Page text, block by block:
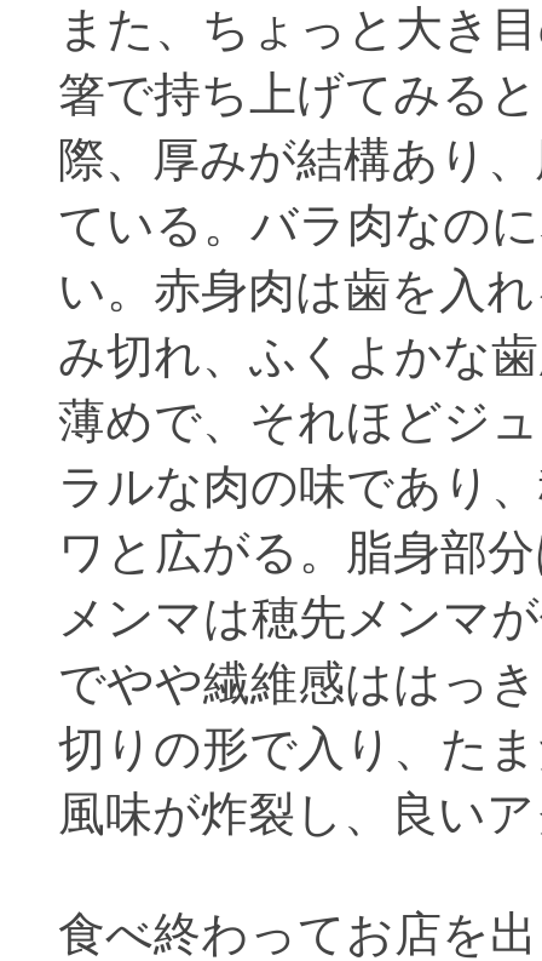
また、ちょっと大き
箸で持ち上げてみる
際、厚みが結構あり
ている。バラ肉なの
い。赤身肉は歯を入
み切れ、ふくよかな
薄めで、それほどジ
ラルな肉の味であり
ワと広がる。脂身部
メンマは穂先メンマ
でやや繊維感ははっ
切りの形で入り、た
風味が炸裂し、良い
食べ終わってお店を